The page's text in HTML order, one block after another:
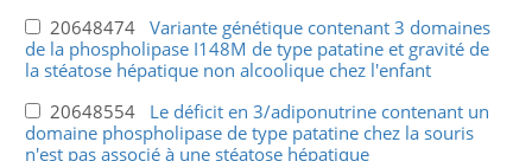
20648474 Variante génétique contenant 3 domaines
de la phospholipase I148M de type patatine et gravité de
la stéatose hépatique non alcoolique chez l'enfant
20648554 Le déficit en 3/adiponutrine contenant un
domaine phospholipase de type patatine chez la souris
n'est pas associé à une stéatose hépatique